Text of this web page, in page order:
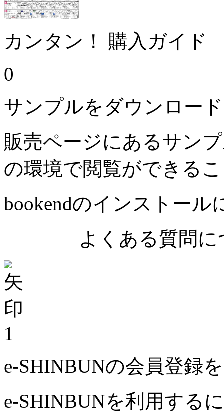
カンタン！ 購入ガイド
0
サンプルをダウンロー
販売ページにあるサン
の環境で閲覧ができる
bookendのインストール
よくある質問に
1
e-SHINBUNの会員登録
e-SHINBUNを利用する